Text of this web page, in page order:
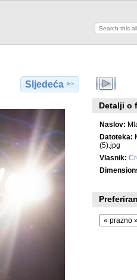
Sljedeća
Detalji o
Naslov:
Datoteka:
(5).jpg
Vlasnik: